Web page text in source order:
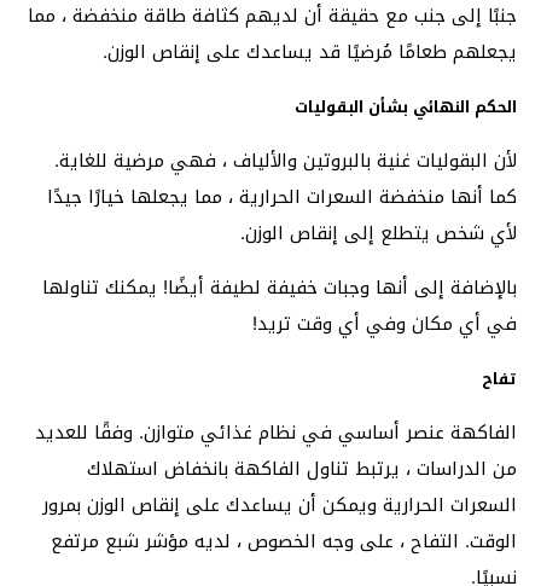
جنبًا إلى جنب مع حقيقة أن لديهم كثافة طاقة منخفضة ، مما
يجعلهم طعامًا مُرضيًا قد يساعدك على إنقاص الوزن.
الحكم النهائي بشأن البقوليات
لأن البقوليات غنية بالبروتين والألياف ، فهي مرضية للغاية.
كما أنها منخفضة السعرات الحرارية ، مما يجعلها خيارًا جيدًا
لأي شخص يتطلع إلى إنقاص الوزن.
بالإضافة إلى أنها وجبات خفيفة لطيفة أيضًا! يمكنك تناولها
في أي مكان وفي أي وقت تريد!
تفاح
الفاكهة عنصر أساسي في نظام غذائي متوازن. وفقًا للعديد
من الدراسات ، يرتبط تناول الفاكهة بانخفاض استهلاك
السعرات الحرارية ويمكن أن يساعدك على إنقاص الوزن بمرور
الوقت. التفاح ، على وجه الخصوص ، لديه مؤشر شبع مرتفع
نسبيًا.